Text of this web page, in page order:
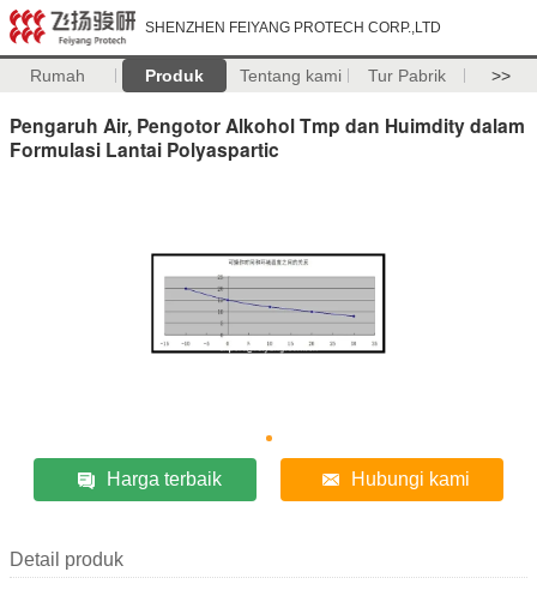
SHENZHEN FEIYANG PROTECH CORP.,LTD
Rumah Produk Tentang kami Tur Pabrik >>
Pengaruh Air, Pengotor Alkohol Tmp dan Huimdity dalam
Formulasi Lantai Polyaspartic
Harga terbaik Hubungi kami
Detail produk